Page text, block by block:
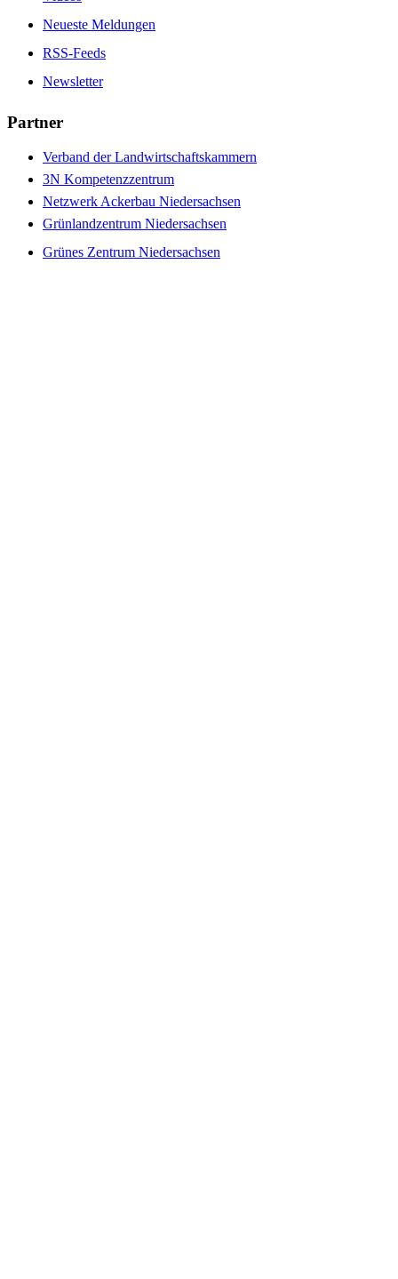
Neueste Meldungen
RSS-Feeds
Newsletter
Partner
Verband der Landwirtschaftskammern
3N Kompetenzzentrum
Netzwerk Ackerbau Niedersachsen
Grünlandzentrum Niedersachsen
Grünes Zentrum Niedersachsen